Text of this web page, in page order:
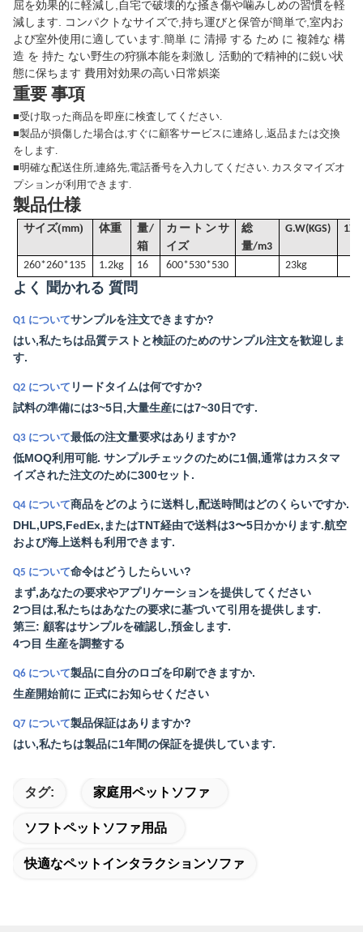
屈を効果的に軽減し,自宅で破壊的な掻き傷や噛みしめの習慣を軽
減します. コンパクトなサイズで,持ち運びと保管が簡単で,室内お
よび室外使用に適しています.簡単 に 清掃 する ため に 複雑な 構
造 を 持た ない野生の狩猟本能を刺激し 活動的で精神的に鋭い状
態に保ちます 費用対効果の高い日常娯楽
重要 事項
■受け取った商品を即座に検査してください.
■製品が損傷した場合は,すぐに顧客サービスに連絡し,返品または交換
をします.
■明確な配送住所,連絡先,電話番号を入力してください. カスタマイズオ
プションが利用できます.
製品仕様
サイズ(mm) 体重
量/
箱
カートンサ
イズ
総
量/m3
G.W(KGS)
260*260*135 1.2kg 16 600*530*530 23kg
よく 聞かれる 質問
Q1 についてサンプルを注文できますか?
はい,私たちは品質テストと検証のためのサンプル注文を歓迎しま
す.
Q2 について リードタイムは何ですか?
試料の準備には3~5日,大量生産には7~30日です.
Q3 について最低の注文量要求はありますか?
低MOQ利用可能. サンプルチェックのために1個,通常はカスタマ
イズされた注文のために300セット.
Q4 について商品をどのように送料し,配送時間はどのくらいですか.
DHL,UPS,FedEx,またはTNT経由で送料は3〜5日かかります.航空
および海上送料も利用できます.
Q5 について命令はどうしたらいい?
まず,あなたの要求やアプリケーションを提供してください
2つ目は,私たちはあなたの要求に基づいて引用を提供します.
第三: 顧客はサンプルを確認し,預金します.
4つ目 生産を調整する
Q6 について製品に自分のロゴを印刷できますか.
生産開始前に 正式にお知らせください
Q7 について製品保証はありますか?
はい,私たちは製品に1年間の保証を提供しています.
タグ: 家庭用ペットソファ
ソフトペットソファ用品
快適なペットインタラクションソファ